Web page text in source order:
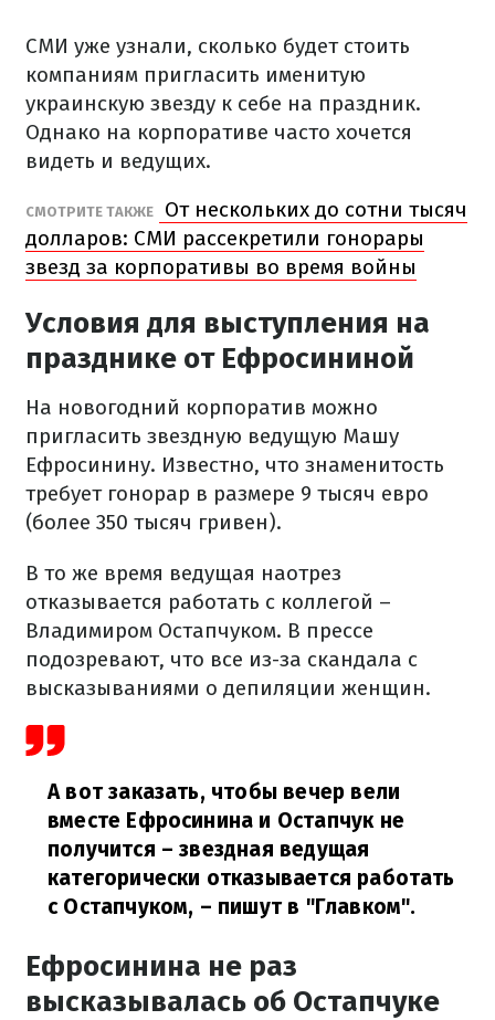
СМИ уже узнали, сколько будет стоить
компаниям пригласить именитую
украинскую звезду к себе на праздник.
Однако на корпоративе часто хочется
видеть и ведущих.
СМОТРИТЕ ТАКЖЕ
От нескольких до сотни тысяч
долларов: СМИ рассекретили гонорары
звезд за корпоративы во время войны
Условия для выступления на
празднике от Ефросининой
На новогодний корпоратив можно
пригласить звездную ведущую Машу
Ефросинину. Известно, что знаменитость
требует гонорар в размере 9 тысяч евро
(более 350 тысяч гривен).
В то же время ведущая наотрез
отказывается работать с коллегой –
Владимиром Остапчуком. В прессе
подозревают, что все из-за скандала с
высказываниями о депиляции женщин.
А вот заказать, чтобы вечер вели
вместе Ефросинина и Остапчук не
получится – звездная ведущая
категорически отказывается работать
с Остапчуком, – пишут в "Главком".
Ефросинина не раз
высказывалась об Остапчуке